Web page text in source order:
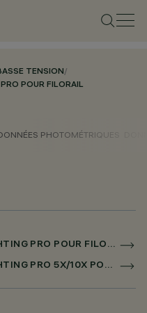
TENSION/
POUR FILORAIL
PHOTOMÉTRIQUES
LASER BLADE XS GENERAL LIGHTING PRO POUR FILORAIL
LASER BLADE XS GENERAL LIGHTING PRO 5X/10X POUR FILORAIL DALI POWERLINE